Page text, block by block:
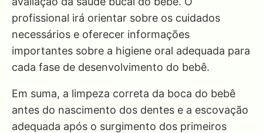
profissional irá orientar sobre os cuidados
necessários e oferecer informações
importantes sobre a higiene oral adequada para
cada fase de desenvolvimento do bebê.
Em suma, a limpeza correta da boca do bebê
antes do nascimento dos dentes e a escovação
adequada após o surgimento dos primeiros